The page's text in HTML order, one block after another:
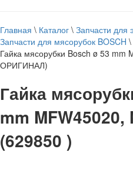
Главная \ Каталог \ Запчасти для
Запчасти для мясорубок BOSCH \
Гайка мясорубки Bosch ø 53 mm
ОРИГИНАЛ)
Гайка
mm MFW45020,
(629850 )